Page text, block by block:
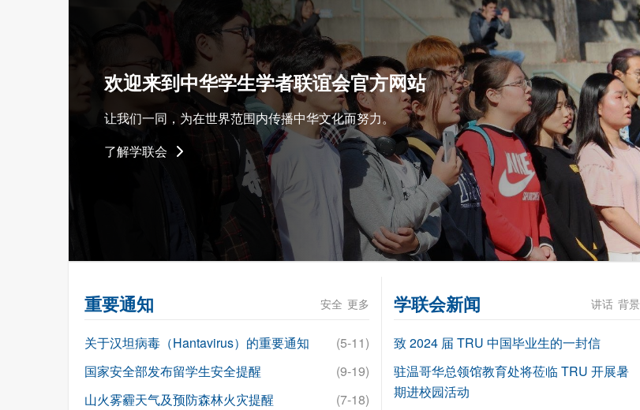
欢迎来到中华学生学者联谊会官方网站
让我们一同，为在世界范围内传播中华文化而努力。
了解学联会
重要通知 安全 更多
关于汉坦病毒（Hantavirus）的重要通知
(5-11)
国家安全部发布留学生安全提醒
(9-19)
山火雾霾天气及预防森林火灾提醒
(7-18)
学联会新闻 讲话 背景
致 2024 届 TRU 中国毕业生的一封信
驻温哥华总领馆教育处将莅临 TRU 开展暑
期进校园活动